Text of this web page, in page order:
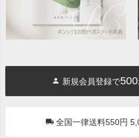
新規会員登録で500
全国一律送料550円